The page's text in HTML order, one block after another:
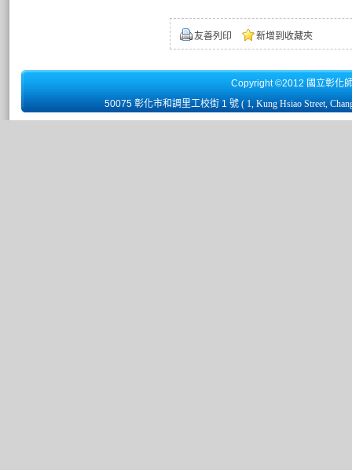
友善列印 新增到收藏夾
Copyright ©2012 國立彰化
50075 彰化市和調里工校街 1 號 ( 1, Kung Hsiao Street,